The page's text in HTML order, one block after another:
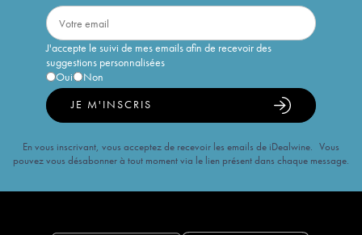
J'accepte le suivi de mes emails afin de recevoir des
suggestions personnalisées
Oui
Non
JE M'INSCRIS
En vous inscrivant, vous acceptez de recevoir les emails de iDealwine. Vous
pouvez vous désabonner à tout moment via le lien présent dans chaque message.